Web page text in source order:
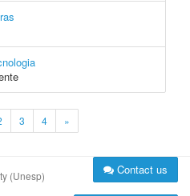
3 4 »
(Unesp) Contact us